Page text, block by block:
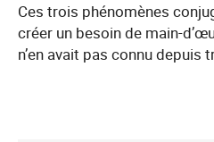
Ces trois phénomènes
créer un besoin de main-
n’en avait pas connu depuis